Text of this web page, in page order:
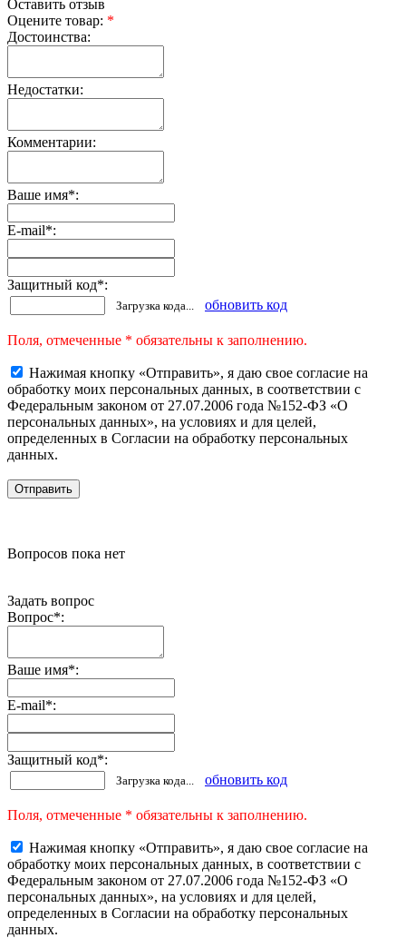
Оставить отзыв
Оцените товар: *
Достоинства:
Недостатки:
Комментарии:
Ваше имя*:
E-mail*:
Защитный код*:
Загрузка кода... обновить код
Поля, отмеченные * обязательны к заполнению.
Нажимая кнопку «Отправить», я даю свое согласие на
обработку моих персональных данных, в соответствии с
Федеральным законом от 27.07.2006 года №152-ФЗ «О
персональных данных», на условиях и для целей,
определенных в Согласии на обработку персональных
данных.
Вопросов пока нет
Задать вопрос
Вопрос*:
Ваше имя*:
E-mail*:
Защитный код*:
Загрузка кода... обновить код
Поля, отмеченные * обязательны к заполнению.
Нажимая кнопку «Отправить», я даю свое согласие на
обработку моих персональных данных, в соответствии с
Федеральным законом от 27.07.2006 года №152-ФЗ «О
персональных данных», на условиях и для целей,
определенных в Согласии на обработку персональных
данных.